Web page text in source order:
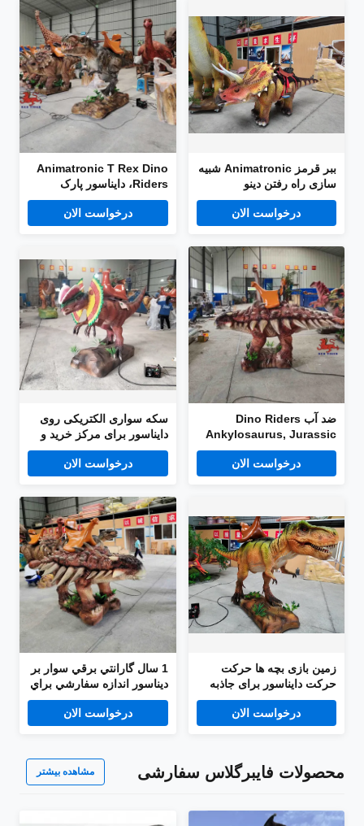
ببر قرمز Animatronic شبیه
سازی راه رفتن دینو
درخواست الان
Animatronic T Rex Dino
Riders، دایناسور پارک
تفریحی سفارشی
درخواست الان
ضد آب Dino Riders
Ankylosaurus, Jurassic
Park Ankylosaurus
درخواست الان
سکه سواری الکتریکی روی
دایناسور برای مرکز خرید و
پارک تفریحی
درخواست الان
زمین بازی بچه ها حرکت
حرکت دایناسور برای جاذبه
های پارک تفریحی
درخواست الان
1 سال گارانتي برقي سوار بر
ديناسور اندازه سفارشي براي
پارک تفريحي
درخواست الان
محصولات فایبرگلاس سفارشی مشاهده بیشتر